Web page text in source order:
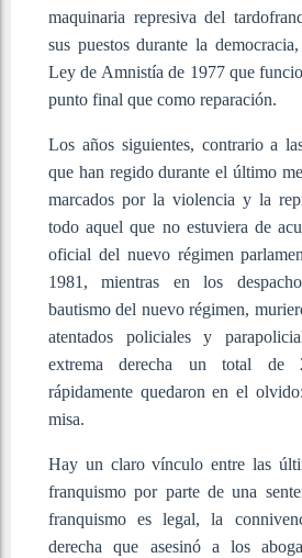
maquinaria represiva del
sus puestos durante la
Ley de Amnistía de 1977 que
punto final que como reparación.
Los años siguientes, contrario a
que han regido durante el último
marcados por la violencia y la
todo aquel que no estuviera de
oficial del nuevo régimen
1981, mientras en los
bautismo del nuevo régimen,
atentados policiales y
extrema derecha un total de
rápidamente quedaron en el
misa.
Hay un claro vínculo entre las
franquismo por parte de una
franquismo es legal, la
derecha que asesinó a los